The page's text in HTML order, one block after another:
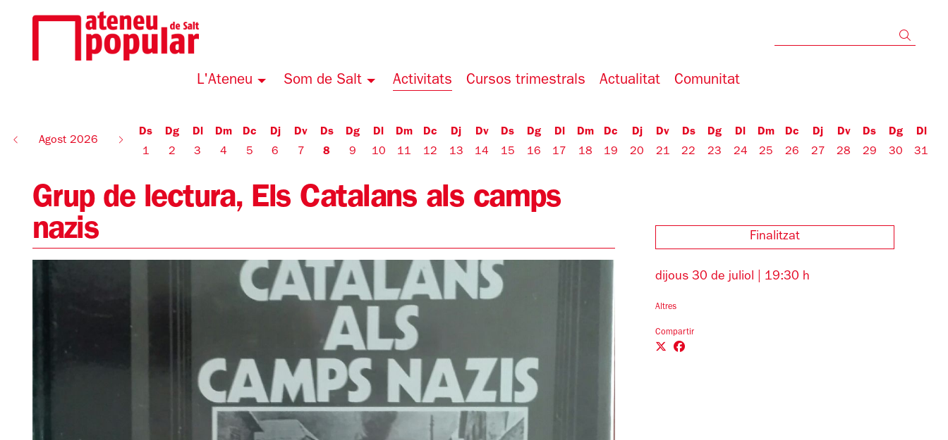
L'Ateneu Som de Salt Activitats Cursos trimestrals Actualitat Comunitat
Agost 2026
Ds
1
Dg
2
Dl
3
Dm
4
Dc
5
Dj
6
Dv
7
Ds
8
Dg
9
Dl
10
Dm
11
Dc
12
Dj
13
Dv
14
Ds
15
Dg
16
Dl
17
Dm
18
Dc
19
Dj
20
Dv
21
Ds
22
Dg
23
Dl
24
Dm
25
Dc
26
Dj
27
Dv
28
Ds
29
Dg
30
Dl
31
Finalitzat
dijous 30 de juliol 19:30 h
Altres
Compartir
Grup de lectura, Els Catalans als camps
nazis